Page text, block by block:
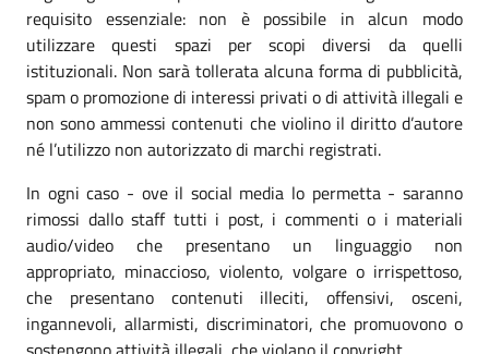
requisito essenziale: non è possibile in alcun modo
utilizzare questi spazi per scopi diversi da quelli
istituzionali. Non sarà tollerata alcuna forma di pubblicità,
spam o promozione di interessi privati o di attività illegali e
non sono ammessi contenuti che violino il diritto d’autore
né l’utilizzo non autorizzato di marchi registrati.
In ogni caso - ove il social media lo permetta - saranno
rimossi dallo staff tutti i post, i commenti o i materiali
audio/video che presentano un linguaggio non
appropriato, minaccioso, violento, volgare o irrispettoso,
che presentano contenuti illeciti, offensivi, osceni,
ingannevoli, allarmisti, discriminatori, che promuovono o